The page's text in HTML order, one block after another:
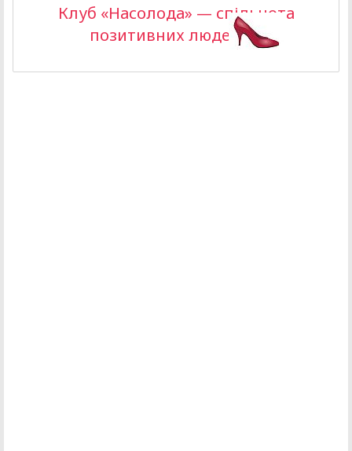
Клуб «Насолода» — спільнота
позитивних людей >>